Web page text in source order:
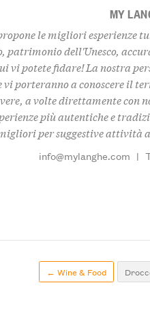
MY
le migliori esperienze
patrimonio dell'Unesco,
vi potete fidare! La nostra
vi porteranno a conoscere il
a volte direttamente con
più autentiche e
per suggestive attività
info@mylanghe.com |
← Wine & Food